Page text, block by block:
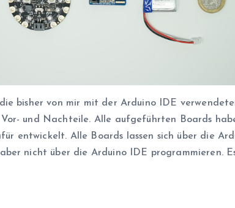
bisher von mir mit der Arduino IDE
und Nachteile. Alle aufgeführten Boards
entwickelt. Alle Boards lassen sich über die
aber nicht über die Arduino IDE programmieren.